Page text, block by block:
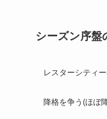
シーズン序盤
レスターシティ
降格を争う(ほぼ